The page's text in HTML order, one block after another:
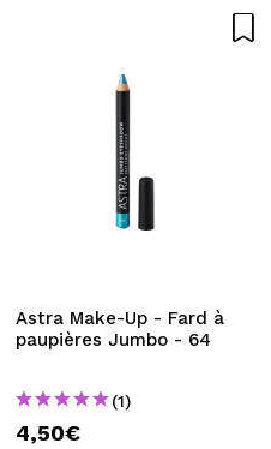
Astra Make-Up - Fard à
paupières Jumbo - 64
(1)
4,50€